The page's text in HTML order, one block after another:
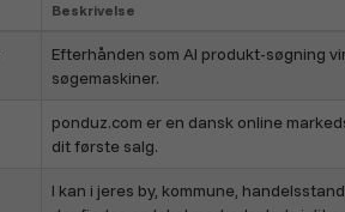
Beskrivelse
Efterhånden som AI produkt-søgning
søgemaskiner.
ponduz.com er en dansk online
dit første salg.
I kan i jeres by, kommune,